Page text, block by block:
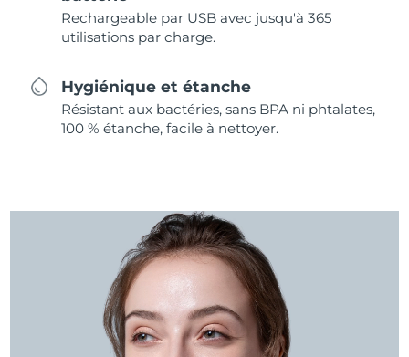
Rechargeable par USB avec jusqu'à 365
utilisations par charge.
Hygiénique et étanche
Résistant aux bactéries, sans BPA ni phtalates,
100 % étanche, facile à nettoyer.